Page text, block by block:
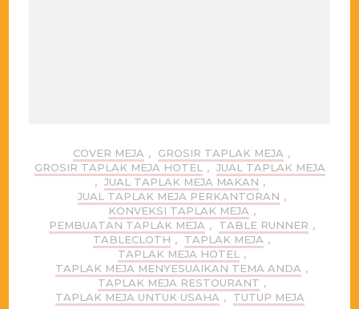
COVER MEJA , GROSIR TAPLAK MEJA ,
GROSIR TAPLAK MEJA HOTEL
, JUAL TAPLAK MEJA
, JUAL TAPLAK MEJA MAKAN ,
JUAL TAPLAK MEJA PERKANTORAN ,
KONVEKSI TAPLAK MEJA ,
PEMBUATAN TAPLAK MEJA , TABLE RUNNER ,
TABLECLOTH , TAPLAK MEJA ,
TAPLAK MEJA HOTEL
,
TAPLAK MEJA MENYESUAIKAN TEMA ANDA ,
TAPLAK MEJA RESTOURANT ,
TAPLAK MEJA UNTUK USAHA , TUTUP MEJA